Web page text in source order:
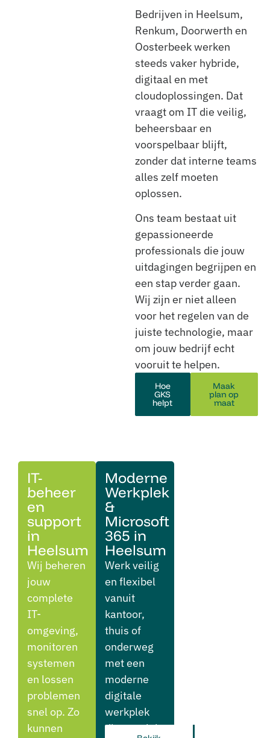
Bedrijven in Heelsum,
Renkum, Doorwerth en
Oosterbeek werken
steeds vaker hybride,
digitaal en met
cloudoplossingen. Dat
vraagt om IT die veilig,
beheersbaar en
voorspelbaar blijft,
zonder dat interne teams
alles zelf moeten
oplossen.
Ons team bestaat uit
gepassioneerde
professionals die jouw
uitdagingen begrijpen en
een stap verder gaan.
Wij zijn er niet alleen
voor het regelen van de
juiste technologie, maar
om jouw bedrijf echt
vooruit te helpen.
Hoe
GKS
helpt
Maak
plan op
maat
IT-
beheer
en
support
in
Heelsum
Wij beheren
jouw
complete
IT-
omgeving,
monitoren
systemen
en lossen
problemen
snel op. Zo
kunnen
Moderne
Werkplek
&
Microsoft
365 in
Heelsum
Werk veilig
en flexibel
vanuit
kantoor,
thuis of
onderweg
met een
moderne
digitale
werkplek
die aansluit